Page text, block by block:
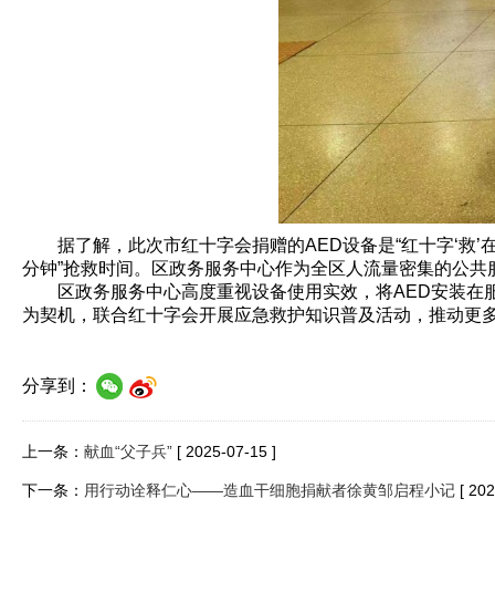
据了解，此次市红十字会捐赠的AED设备是“红十字‘救
分钟”抢救时间。区政务服务中心作为全区人流量密集的公
区政务服务中心高度重视设备使用实效，将AED安装
为契机，联合红十字会开展应急救护知识普及活动，推动更
分享到：
上一条： 献血“父子兵” [ 2025-07-15 ]
下一条： 用行动诠释仁心——造血干细胞捐献者徐黄邹启程小记 [